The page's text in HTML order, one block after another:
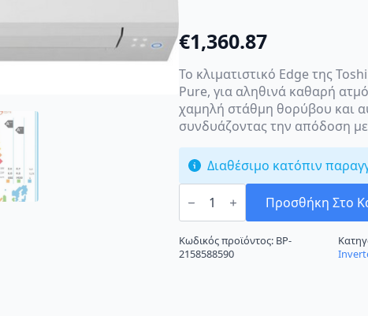
€1,360.87
Το κλιματιστικό Edge της
Pure, για αληθινά καθαρή
χαμηλή στάθμη θορύβου και
συνδυάζοντας την απόδοση
Διαθέσιμο κατόπιν
Toshiba
Edge
22J2AVSG-
E/RAS-
B22G3KVSG-
Προσθήκη Στο
Κωδικός προϊόντος: BP-
2158588590